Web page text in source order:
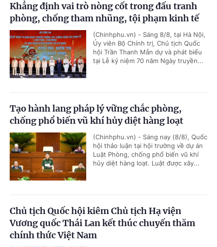
Khẳng định vai trò nòng cốt trong đấu tranh
phòng, chống tham nhũng, tội phạm kinh tế
(Chinhphu.vn) - Sáng 8/8, tại Hà Nội,
Ủy viên Bộ Chính trị, Chủ tịch Quốc
hội Trần Thanh Mẫn dự và phát biểu
tại Lễ kỷ niệm 70 năm Ngày truyền...
Tạo hành lang pháp lý vững chắc phòng,
chống phổ biến vũ khí hủy diệt hàng loạt
(Chinhphu.vn) - Sáng nay (8/8), Quốc
hội thảo luận tại hội trường về dự án
Luật Phòng, chống phổ biến vũ khí
hủy diệt hàng loạt. Luật được xây...
Chủ tịch Quốc hội kiêm Chủ tịch Hạ viện
Vương quốc Thái Lan kết thúc chuyến thăm
chính thức Việt Nam